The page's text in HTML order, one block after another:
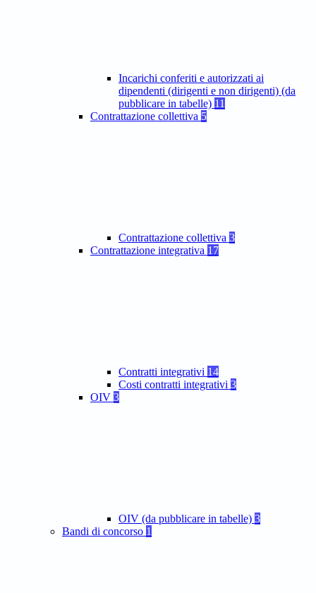
Incarichi conferiti e autorizzati ai
dipendenti (dirigenti e non dirigenti) (da
pubblicare in tabelle) 11
Contrattazione collettiva 5
Contrattazione collettiva 3
Contrattazione integrativa 17
Contratti integrativi 14
Costi contratti integrativi 3
OIV 3
OIV (da pubblicare in tabelle) 3
Bandi di concorso 1